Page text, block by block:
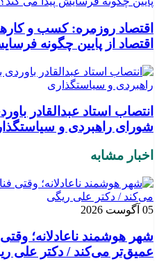
اقتصاد روزمره: کسب‌ و
اقتصاد از پایین چگونه
انتصاب استاد عبدالقادر
شورای راهبردی و
اخبار مشابه
05 آگوست 2026
شهر هوشمند ناعادلانه؛
عمیق‌تر می‌کند / دکتر علی